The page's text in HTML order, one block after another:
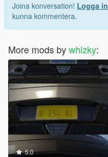
Joina konversation! Logga in
kunna kommentera.
More mods bywhizky:
5.0